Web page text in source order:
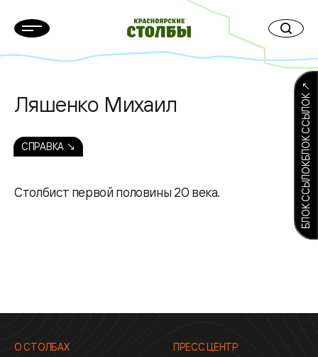
Ляшенко Михаил
СПРАВКА ↘
Столбист первой половины 20 века. БЛОК ССЫЛОКБЛОК ССЫЛОК ↗
О СТОЛБАХ
ПРЕСС ЦЕНТР